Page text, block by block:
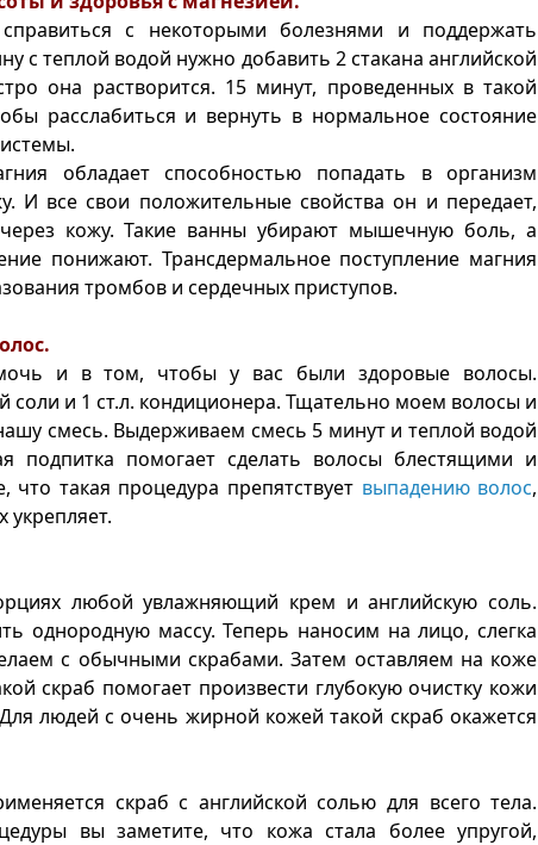
с некоторыми болезнями и поддержать
с теплой водой нужно добавить 2 стакана английской
она растворится. 15 минут, проведенных в такой
расслабиться и вернуть в нормальное состояние
обладает способностью попадать в организм
И все свои положительные свойства он и передает,
кожу. Такие ванны убирают мышечную боль, а
понижают. Трансдермальное поступление магния
тромбов и сердечных приступов.
и в том, чтобы у вас были здоровые волосы.
соли и 1 ст.л. кондиционера. Тщательно моем волосы и
смесь. Выдерживаем смесь 5 минут и теплой водой
подпитка помогает сделать волосы блестящими и
такая процедура препятствует выпадению волос,
любой увлажняющий крем и английскую соль.
однородную массу. Теперь наносим на лицо, слегка
с обычными скрабами. Затем оставляем на коже
скраб помогает произвести глубокую очистку кожи
людей с очень жирной кожей такой скраб окажется
скраб с английской солью для всего тела.
вы заметите, что кожа стала более упругой,